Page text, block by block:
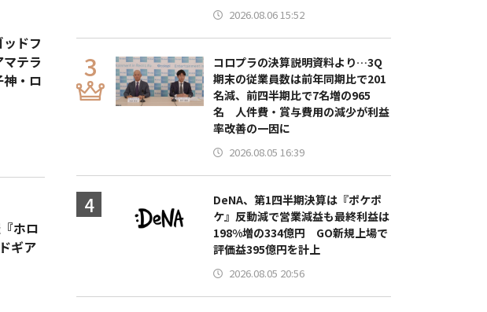
ドフ
テラ
・ロ
ホロ
ギア
2026.08.06 15:52
コロプラの決算説明資料より…3Q
期末の従業員数は前年同期比で201
名減、前四半期比で7名増の965
名 人件費・賞与費用の減少が利益
率改善の一因に
2026.08.05 16:39
DeNA、第1四半期決算は『ポケポ
ケ』反動減で営業減益も最終利益は
198%増の334億円 GO新規上場で
評価益395億円を計上
2026.08.05 20:56